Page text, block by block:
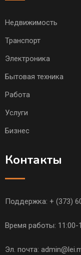
Недвижимость
Транспорт
Электроника
Бытовая техника
Работа
Услуги
Бизнес
Контакты
Поддержка: + (373)
Время работы: 11:00-
Эл. почта: